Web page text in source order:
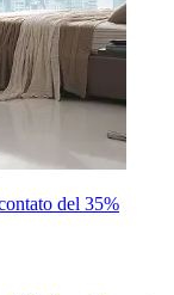
del 35%